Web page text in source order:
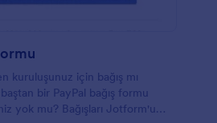
kuruluşunuz için bağış mı
bir PayPal bağış formu
yok mu? Bağışları Jotform'un